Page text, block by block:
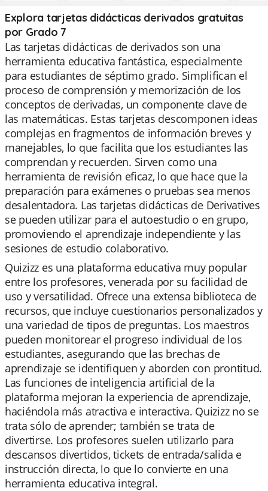
Explora tarjetas didácticas derivados gratuitas
por Grado 7
Las tarjetas didácticas de derivados son una
herramienta educativa fantástica, especialmente
para estudiantes de séptimo grado. Simplifican el
proceso de comprensión y memorización de los
conceptos de derivadas, un componente clave de
las matemáticas. Estas tarjetas descomponen ideas
complejas en fragmentos de información breves y
manejables, lo que facilita que los estudiantes las
comprendan y recuerden. Sirven como una
herramienta de revisión eficaz, lo que hace que la
preparación para exámenes o pruebas sea menos
desalentadora. Las tarjetas didácticas de Derivatives
se pueden utilizar para el autoestudio o en grupo,
promoviendo el aprendizaje independiente y las
sesiones de estudio colaborativo.
Quizizz es una plataforma educativa muy popular
entre los profesores, venerada por su facilidad de
uso y versatilidad. Ofrece una extensa biblioteca de
recursos, que incluye cuestionarios personalizados y
una variedad de tipos de preguntas. Los maestros
pueden monitorear el progreso individual de los
estudiantes, asegurando que las brechas de
aprendizaje se identifiquen y aborden con prontitud.
Las funciones de inteligencia artificial de la
plataforma mejoran la experiencia de aprendizaje,
haciéndola más atractiva e interactiva. Quizizz no se
trata sólo de aprender; también se trata de
divertirse. Los profesores suelen utilizarlo para
descansos divertidos, tickets de entrada/salida e
instrucción directa, lo que lo convierte en una
herramienta educativa integral.